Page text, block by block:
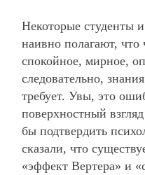
Некоторые студенты
наивно полагают, что
спокойное, мирное,
следовательно,
требует. Увы, это
поверхностный
бы подтвердить
сказали, что
«эффект Вертера» и